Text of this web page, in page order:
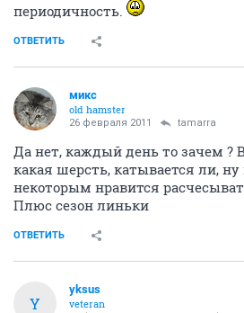
периодичность.
ОТВЕТИТЬ
микс
old hamster
26 февраля 2011 tamarra
Да нет, каждый день то зачем ?
какая шерсть, катывается ли,
некоторым нравится
Плюс сезон линьки
ОТВЕТИТЬ
Y
yksus
veteran